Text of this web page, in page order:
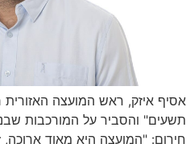
אסיף איזק, ראש המועצה האזורית
תשעים" והסביר על המורכבות